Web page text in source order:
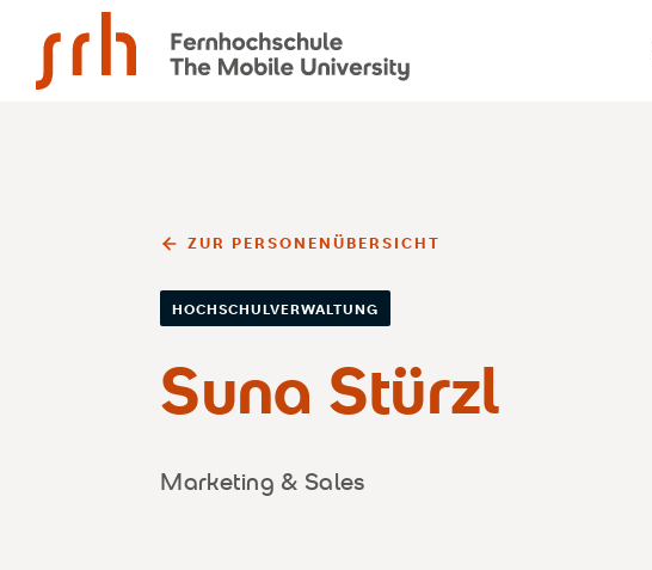
ZUR PERSONENÜBERSICHT
HOCHSCHULVERWALTUNG
Suna Stürzl
Marketing & Sales